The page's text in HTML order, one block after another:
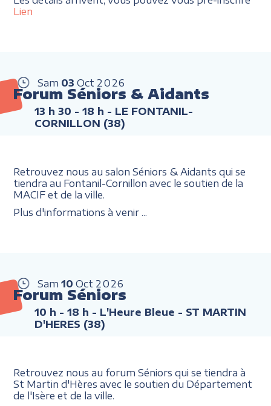
Lien
Sam 03 Oct 2026
Forum Séniors & Aidants
13 h 30 - 18 h - LE FONTANIL-
CORNILLON (38)
Retrouvez nous au salon Séniors & Aidants qui se
tiendra au Fontanil-Cornillon avec le soutien de la
MACIF et de la ville.
Plus d'informations à venir ...
Sam 10 Oct 2026
Forum Séniors
10 h - 18 h - L'Heure Bleue - ST MARTIN
D'HERES (38)
Retrouvez nous au forum Séniors qui se tiendra à
St Martin d'Hères avec le soutien du Département
de l'Isère et de la ville.